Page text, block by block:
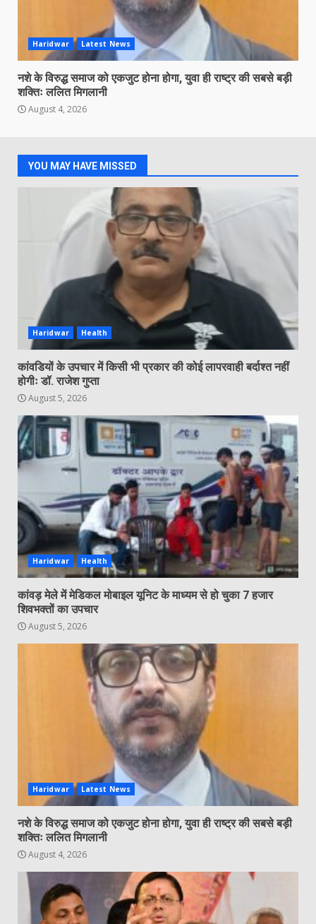
Haridwar Latest News
नशे के विरुद्ध समाज को एकजुट होना होगा, युवा ही राष्ट्र की सबसे बड़ी
शक्तिः ललित मिगलानी
August 4, 2026
YOU MAY HAVE MISSED
Haridwar Health
कांवडियों के उपचार में किसी भी प्रकार की कोई लापरवाही बर्दाश्त नहीं
होगीः डॉ. राजेश गुप्ता
August 5, 2026
Haridwar Health
कांवड़ मेले में मेडिकल मोबाइल यूनिट के माध्यम से हो चुका 7 हजार
शिवभक्तों का उपचार
August 5, 2026
Haridwar Latest News
नशे के विरुद्ध समाज को एकजुट होना होगा, युवा ही राष्ट्र की सबसे बड़ी
शक्तिः ललित मिगलानी
August 4, 2026